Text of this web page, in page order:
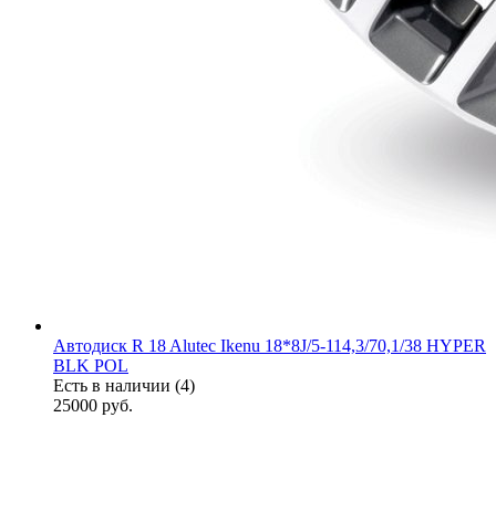
Автодиск R 18 Alutec Ikenu 18*8J/5-114,3/70,1/38 HYPER
BLK POL
Есть в наличии (4)
25000 руб.